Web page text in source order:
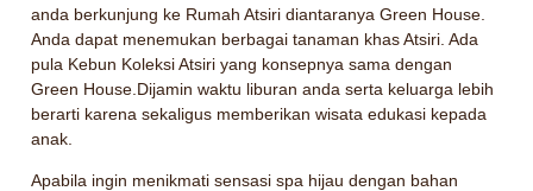
anda berkunjung ke Rumah Atsiri diantaranya Green House.
Anda dapat menemukan berbagai tanaman khas Atsiri. Ada
pula Kebun Koleksi Atsiri yang konsepnya sama dengan
Green House.Dijamin waktu liburan anda serta keluarga lebih
berarti karena sekaligus memberikan wisata edukasi kepada
anak.
Apabila ingin menikmati sensasi spa hijau dengan bahan